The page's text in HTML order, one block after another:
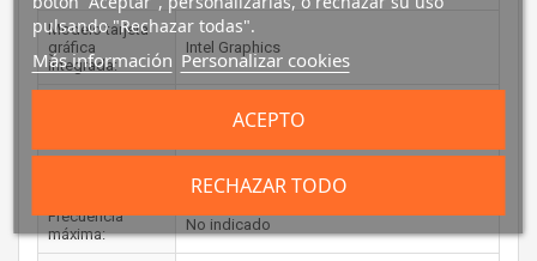
Modelo tarjeta
gráfica
integrada:
Intel Graphics
No disponible
No indicado
Frecuencia
máxima:
No indicado
pulsando "Rechazar todas".
Más información Personalizar cookies
RECHAZAR TODO
ACEPTO